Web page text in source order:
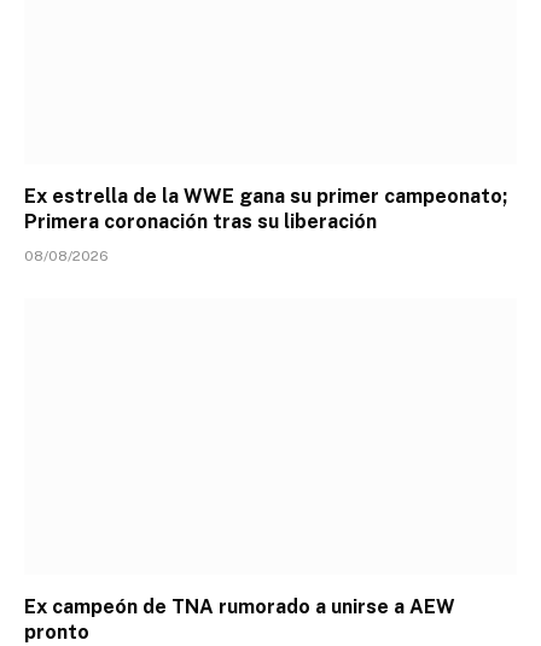
Ex estrella de la WWE gana su primer campeonato;
Primera coronación tras su liberación
08/08/2026
Ex campeón de TNA rumorado a unirse a AEW
pronto